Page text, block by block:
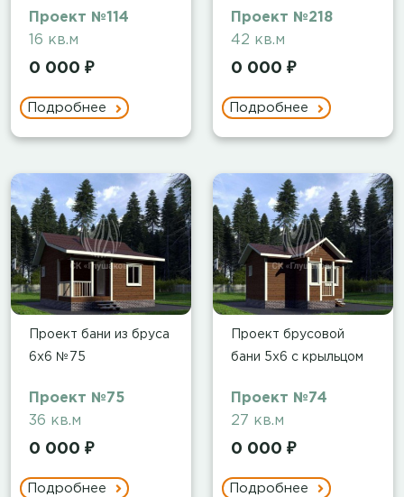
Проект №114
16 кв.м
0 000 ₽
Подробнее
Проект №218
42 кв.м
0 000 ₽
Подробнее
Проект бани из бруса
6х6 №75
Проект №75
36 кв.м
0 000 ₽
Подробнее
Проект брусовой
бани 5х6 с крыльцом
Проект №74
27 кв.м
0 000 ₽
Подробнее